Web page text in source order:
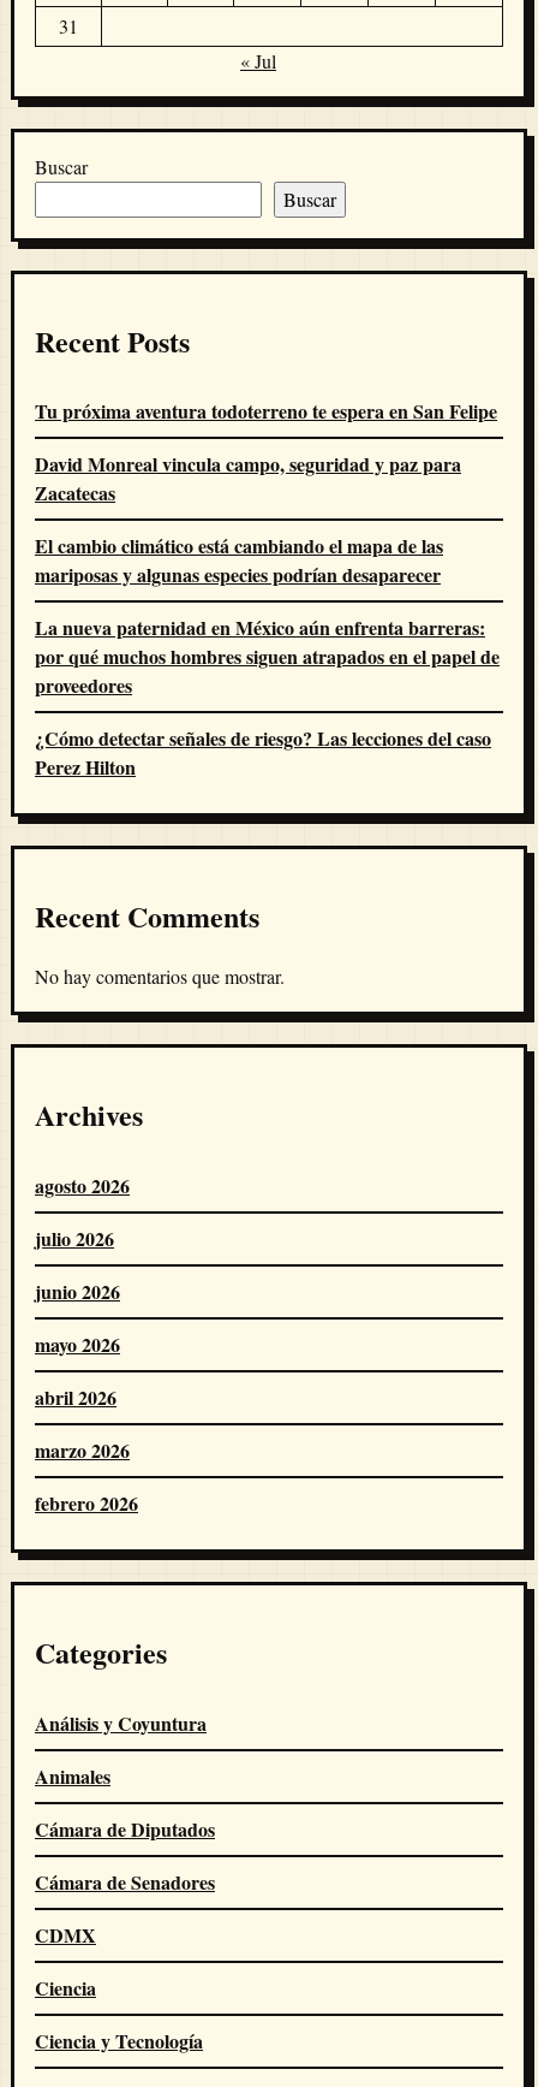
31
« Jul
Buscar
Buscar
Recent Posts
Tu próxima aventura todoterreno te espera en San Felipe
David Monreal vincula campo, seguridad y paz para
Zacatecas
El cambio climático está cambiando el mapa de las
mariposas y algunas especies podrían desaparecer
La nueva paternidad en México aún enfrenta barreras:
por qué muchos hombres siguen atrapados en el papel de
proveedores
¿Cómo detectar señales de riesgo? Las lecciones del caso
Perez Hilton
Recent Comments
No hay comentarios que mostrar.
Archives
agosto 2026
julio 2026
junio 2026
mayo 2026
abril 2026
marzo 2026
febrero 2026
Categories
Análisis y Coyuntura
Animales
Cámara de Diputados
Cámara de Senadores
CDMX
Ciencia
Ciencia y Tecnología